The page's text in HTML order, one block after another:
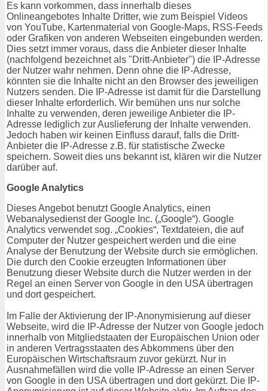
Es kann vorkommen, dass innerhalb dieses
Onlineangebotes Inhalte Dritter, wie zum Beispiel Videos
von YouTube, Kartenmaterial von Google-Maps, RSS-Feeds
oder Grafiken von anderen Webseiten eingebunden werden.
Dies setzt immer voraus, dass die Anbieter dieser Inhalte
(nachfolgend bezeichnet als "Dritt-Anbieter") die IP-Adresse
der Nutzer wahr nehmen. Denn ohne die IP-Adresse,
könnten sie die Inhalte nicht an den Browser des jeweiligen
Nutzers senden. Die IP-Adresse ist damit für die Darstellung
dieser Inhalte erforderlich. Wir bemühen uns nur solche
Inhalte zu verwenden, deren jeweilige Anbieter die IP-
Adresse lediglich zur Auslieferung der Inhalte verwenden.
Jedoch haben wir keinen Einfluss darauf, falls die Dritt-
Anbieter die IP-Adresse z.B. für statistische Zwecke
speichern. Soweit dies uns bekannt ist, klären wir die Nutzer
darüber auf.
Google Analytics
Dieses Angebot benutzt Google Analytics, einen
Webanalysedienst der Google Inc. („Google“). Google
Analytics verwendet sog. „Cookies“, Textdateien, die auf
Computer der Nutzer gespeichert werden und die eine
Analyse der Benutzung der Website durch sie ermöglichen.
Die durch den Cookie erzeugten Informationen über
Benutzung dieser Website durch die Nutzer werden in der
Regel an einen Server von Google in den USA übertragen
und dort gespeichert.
Im Falle der Aktivierung der IP-Anonymisierung auf dieser
Webseite, wird die IP-Adresse der Nutzer von Google jedoch
innerhalb von Mitgliedstaaten der Europäischen Union oder
in anderen Vertragsstaaten des Abkommens über den
Europäischen Wirtschaftsraum zuvor gekürzt. Nur in
Ausnahmefällen wird die volle IP-Adresse an einen Server
von Google in den USA übertragen und dort gekürzt. Die IP-